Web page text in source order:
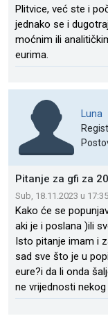
Plitvice, već ste i
jednako se i
moćnim ili
eurima.
Luna
Pitanje za gfi za
Sub, 18.11.2023 u
Kako će se
aki je i poslana )ili
Isto pitanje imam i
sad sve što je u
eure?i da li onda
ne vrijednosti